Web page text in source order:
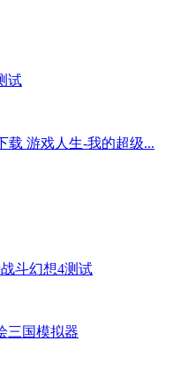
试
游戏人生-我的超级...
斗幻想4测试
三国模拟器